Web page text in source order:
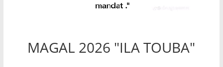
MAGAL 2026 "ILA TOUBA"